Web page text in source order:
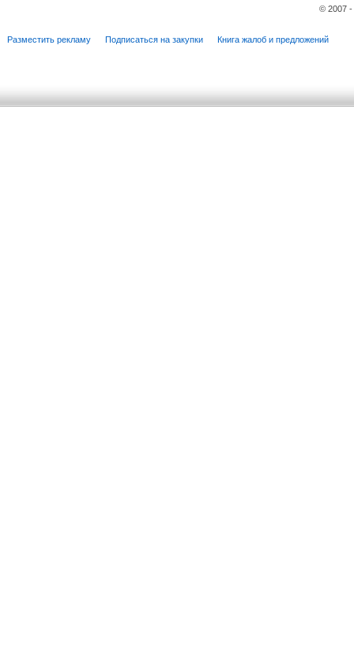
© 2007
Разместить рекламу Подписаться на закупки Книга жалоб и предложений